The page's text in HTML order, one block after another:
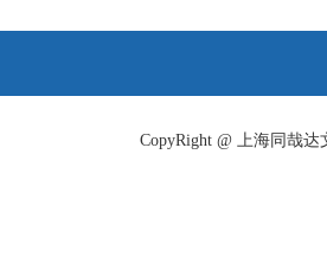
分钟到达进校
https://CopyRight @ 上海同哉